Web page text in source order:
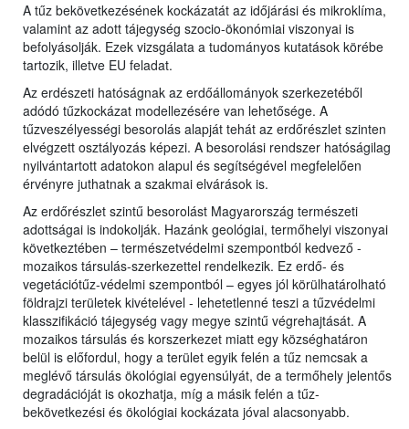
A tűz bekövetkezésének kockázatát az időjárási és mikroklíma,
valamint az adott tájegység szocio-ökonómiai viszonyai is
befolyásolják. Ezek vizsgálata a tudományos kutatások körébe
tartozik, illetve EU feladat.
Az erdészeti hatóságnak az erdőállományok szerkezetéből
adódó tűzkockázat modellezésére van lehetősége. A
tűzveszélyességi besorolás alapját tehát az erdőrészlet szinten
elvégzett osztályozás képezi. A besorolási rendszer hatóságilag
nyilvántartott adatokon alapul és segítségével megfelelően
érvényre juthatnak a szakmai elvárások is.
Az erdőrészlet szintű besorolást Magyarország természeti
adottságai is indokolják. Hazánk geológiai, termőhelyi viszonyai
következtében – természetvédelmi szempontból kedvező -
mozaikos társulás-szerkezettel rendelkezik. Ez erdő- és
vegetációtűz-védelmi szempontból – egyes jól körülhatárolható
földrajzi területek kivételével - lehetetlenné teszi a tűzvédelmi
klasszifikáció tájegység vagy megye szintű végrehajtását. A
mozaikos társulás és korszerkezet miatt egy községhatáron
belül is előfordul, hogy a terület egyik felén a tűz nemcsak a
meglévő társulás ökológiai egyensúlyát, de a termőhely jelentős
degradációját is okozhatja, míg a másik felén a tűz-
bekövetkezési és ökológiai kockázata jóval alacsonyabb.